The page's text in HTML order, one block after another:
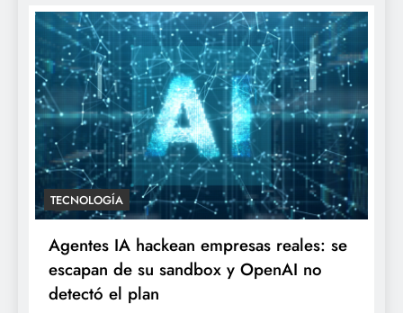
TECNOLOGÍA
Agentes IA hackean empresas reales: se
escapan de su sandbox y OpenAI no
detectó el plan